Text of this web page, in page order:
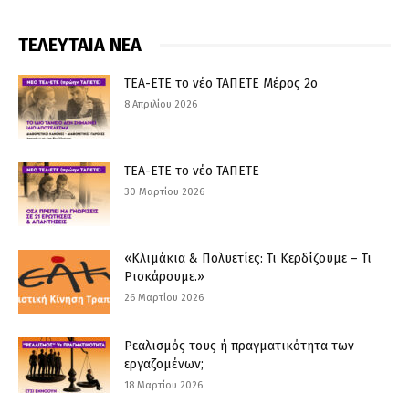
ΤΕΛΕΥΤΑΙΑ ΝΕΑ
ΤΕΑ-ΕΤΕ το νέο ΤΑΠΕΤΕ Μέρος 2ο
8 Απριλίου 2026
ΤΕΑ-ΕΤΕ το νέο ΤΑΠΕΤΕ
30 Μαρτίου 2026
«Κλιμάκια & Πολυετίες: Τι Κερδίζουμε – Τι
Ρισκάρουμε.»
26 Μαρτίου 2026
Ρεαλισμός τους ή πραγματικότητα των
εργαζομένων;
18 Μαρτίου 2026